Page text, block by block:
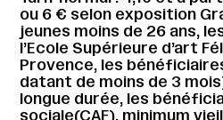
ou 6 € selon exposition
jeunes moins de 26 ans,
l’Ecole Supérieure d’art
Provence, les
datant de moins de 3
longue durée, les
sociale(CAF), minimum